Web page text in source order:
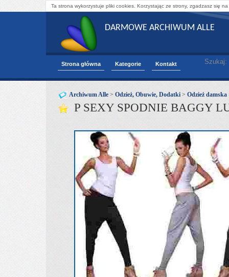
Ta strona wykorzystuje pliki cookies. Korzystając ze strony, zgadzasz się
DARMOWE ARCHIWUM ALLE
Strona główna Kategorie Kontakt Szukaj:
Archiwum Alle > Odzież, Obuwie, Dodatki > Odzież damska
P SEXY SPODNIE BAGGY